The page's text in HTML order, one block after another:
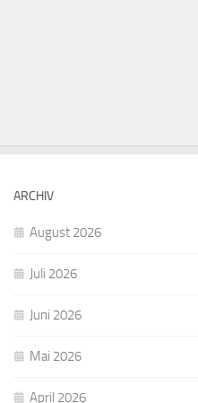
ARCHIV
August 2026
Juli 2026
Juni 2026
Mai 2026
April 2026